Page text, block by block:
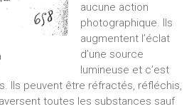
aucune action
photographique. Ils
augmentent l’éclat
d’une source
lumineuse et c’est
Ils peuvent être réfractés, réfléchis,
toutes les substances sauf